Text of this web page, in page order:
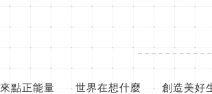
來點正能量 世界在想什麼 創造美好